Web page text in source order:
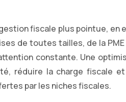
fiscale plus pointue, en
de toutes tailles, de la
constante. Une
réduire la charge fiscale
par les niches fiscales.